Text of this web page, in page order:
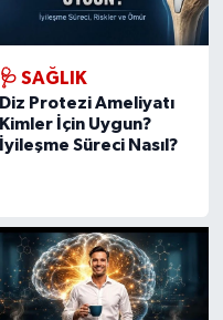
🩺 SAĞLIK
Diz Protezi Ameliyatı
Kimler İçin Uygun?
İyileşme Süreci Nasıl?